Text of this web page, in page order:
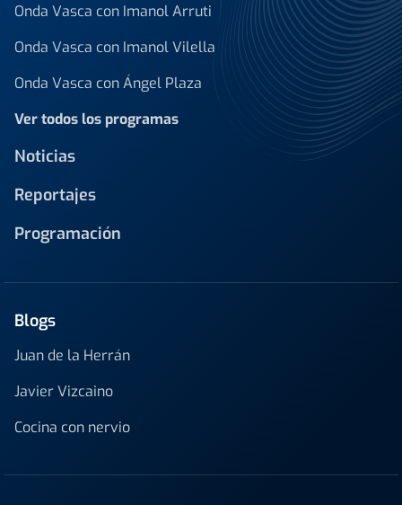
Onda Vasca con Imanol Arruti
Onda Vasca con Imanol Vilella
Onda Vasca con Ángel Plaza
Ver todos los programas
Noticias
Reportajes
Programación
Blogs
Juan de la Herrán
Javier Vizcaino
Cocina con nervio